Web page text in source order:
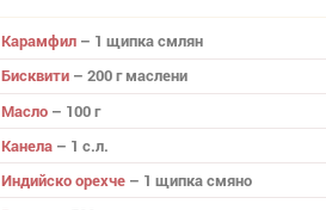
Карамфил – 1 щипка смлян
Бисквити – 200 г маслени
Масло – 100 г
Канела – 1 с.л.
Индийско орехче – 1 щипка смяно